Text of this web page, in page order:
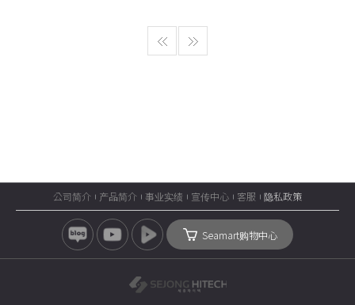
公司简介 产品简介 事业实绩 宣传中心 客服 隐私政策
Seamart购物中心